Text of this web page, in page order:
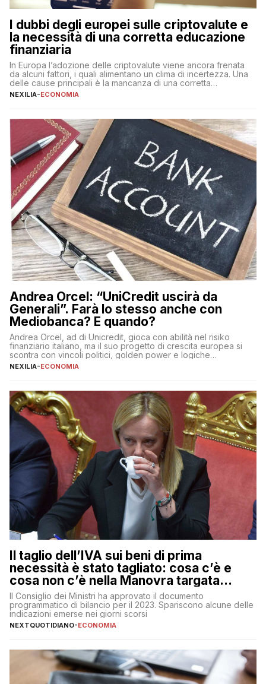
I dubbi degli europei sulle criptovalute e
la necessità di una corretta educazione
finanziaria
In Europa l’adozione delle criptovalute viene ancora frenata
da alcuni fattori, i quali alimentano un clima di incertezza. Una
delle cause principali è la mancanza di una corretta
educazione finanziaria, che impedisce ad una larga parte della
sulle criptovalute: […]
NEXILIA-ECONOMIA
Andrea Orcel: “UniCredit uscirà da
Generali”. Farà lo stesso anche con
Mediobanca? E quando?
Andrea Orcel, ad di Unicredit, gioca con abilità nel risiko
finanziario italiano, ma il suo progetto di crescita europea si
scontra con vincoli politici, golden power e logiche
protezionistiche. Orcel e la mossa su Generali Andrea Orcel,
NEXILIA-ECONOMIA
Il taglio dell’IVA sui beni di prima
necessità è stato tagliato: cosa c’è e
cosa non c’è nella Manovra targata
Meloni
Il Consiglio dei Ministri ha approvato il documento
programmatico di bilancio per il 2023. Spariscono alcune delle
indicazioni emerse nei giorni scorsi
NEXTQUOTIDIANO-ECONOMIA